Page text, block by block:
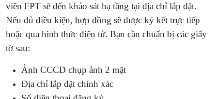
viên FPT sẽ đến khảo sát hạ tầng tại địa chỉ lắp đặt.
Nếu đủ điều kiện, hợp đồng sẽ được ký kết trực tiếp
hoặc qua hình thức điện tử. Bạn cần chuẩn bị các giấy
tờ sau:
Ảnh CCCD chụp ảnh 2 mặt
Địa chỉ lắp đặt chính xác